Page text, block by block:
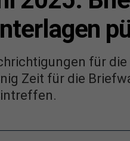
für
Zeit für die